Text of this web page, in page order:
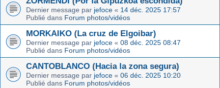
Dernier message par jefoce « 14 déc. 2025 17:57
Publié dans Forum photos/vidéos
MORKAIKO (La cruz de Elgoibar)
Dernier message par jefoce « 08 déc. 2025 08:47
Publié dans Forum photos/vidéos
CANTOBLANCO (Hacia la zona segura)
Dernier message par jefoce « 06 déc. 2025 10:20
Publié dans Forum photos/vidéos